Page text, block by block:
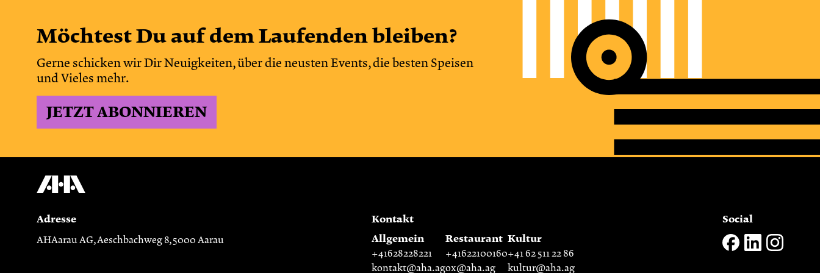
Möchtest Du auf dem Laufenden bleiben?
Gerne schicken wir Dir Neuigkeiten, über die neusten Events, die besten Speisen
und Vieles mehr.
JETZT ABONNIEREN
Adresse
AHAarau AG, Aeschbachweg 8, 5000 Aarau
Kontakt
Allgemein
+41628228221
kontakt@aha.ag
Restaurant
+41622100160
ox@aha.ag
Kultur
+41 62 511 22 86
kultur@aha.ag
Social